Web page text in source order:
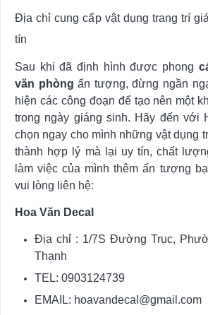
Địa chỉ cung cấp vật dụng trang trí
tín
Sau khi đã định hình được phong
văn phòng ấn tượng, đừng ngần
hiện các công đoạn để tạo nên một
trong ngày giáng sinh. Hãy đến với
chọn ngay cho mình những vật dụng
thành hợp lý mà lại uy tín, chất
làm việc của mình thêm ấn tượng
vui lòng liên hệ:
Hoa Văn Decal
Địa chỉ : 1/7S Đường Trục,
Thạnh
TEL: 0903124739
EMAIL: hoavandecal@gmail.com